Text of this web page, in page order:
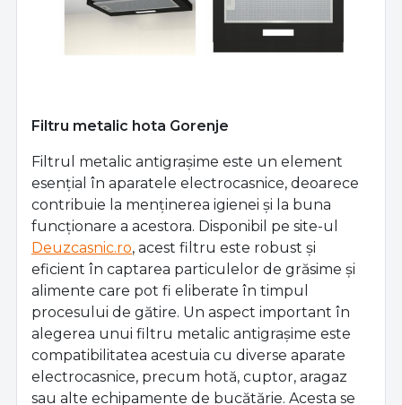
Filtru metalic hota Gorenje
Filtrul metalic antigrașime este un element
esențial în aparatele electrocasnice, deoarece
contribuie la menținerea igienei și la buna
funcționare a acestora. Disponibil pe site-ul
Deuzcasnic.ro, acest filtru este robust și
eficient în captarea particulelor de grăsime și
alimente care pot fi eliberate în timpul
procesului de gătire. Un aspect important în
alegerea unui filtru metalic antigrașime este
compatibilitatea acestuia cu diverse aparate
electrocasnice, precum hotă, cuptor, aragaz
sau alte echipamente de bucătărie. Acesta se